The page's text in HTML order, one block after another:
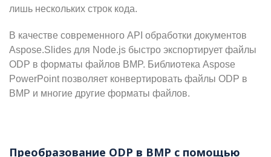
лишь нескольких строк кода.
В качестве современного API обработки документов
Aspose.Slides для Node.js быстро экспортирует файлы
ODP в форматы файлов BMP. Библиотека Aspose
PowerPoint позволяет конвертировать файлы ODP в
BMP и многие другие форматы файлов.
Преобразование ODP в BMP с помощью